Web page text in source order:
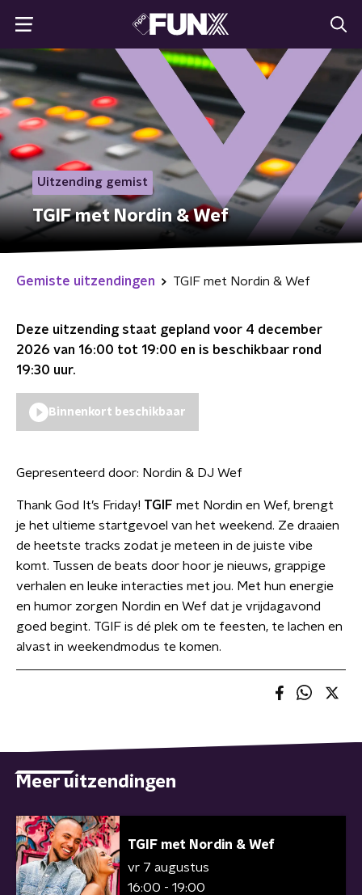
Uitzending gemist
TGIF met Nordin & Wef
Gemiste uitzendingen TGIF met Nordin & Wef
Deze uitzending staat gepland voor 4 december
2026 van 16:00 tot 19:00 en is beschikbaar rond
19:30 uur.
Binnenkort beschikbaar
Gepresenteerd door: Nordin & DJ Wef
Thank God It’s Friday! TGIF met Nordin en Wef, brengt
je het ultieme startgevoel van het weekend. Ze draaien
de heetste tracks zodat je meteen in de juiste vibe
komt. Tussen de beats door hoor je nieuws, grappige
verhalen en leuke interacties met jou. Met hun energie
en humor zorgen Nordin en Wef dat je vrijdagavond
goed begint. TGIF is dé plek om te feesten, te lachen en
alvast in weekendmodus te komen.
Meer uitzendingen
TGIF met Nordin & Wef
vr 7 augustus
16:00 - 19:00